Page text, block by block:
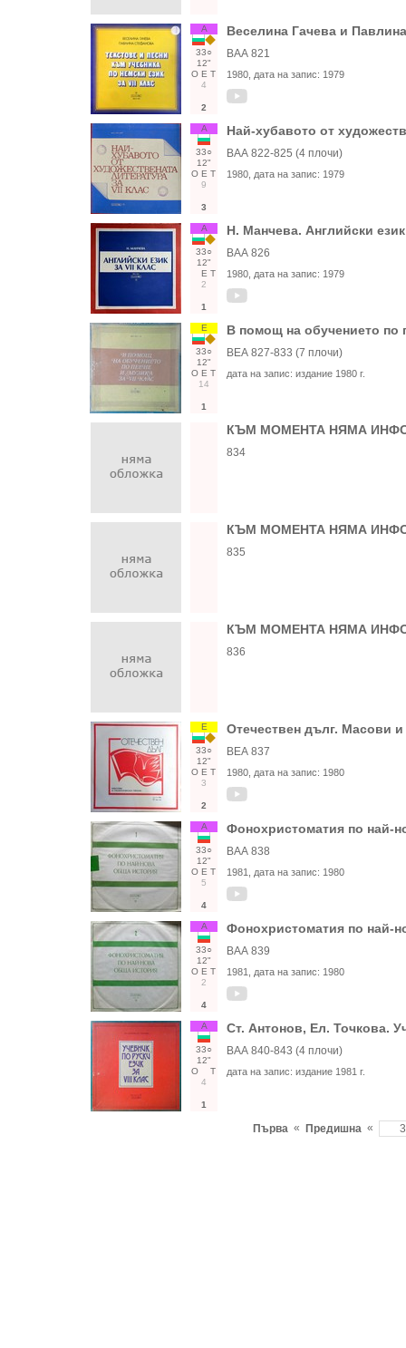
А
33○
12"
О Е Т
4
2
Веселина Гачева и
ВАА 821
1980 , дата на запис: 1979
А
33○
12"
О Е Т
9
3
Най-хубавото от
ВАА 822-825 (4 плочи)
1980 , дата на запис: 1979
А
33○
12"
Е Т
2
1
Н. Манчева. Английски език
ВАА 826
1980 , дата на запис: 1979
Е
33○
12"
О Е Т
14
1
В помощ на обучението по
ВЕА 827-833 (7 плочи)
дата на запис: издание 1980 г.
КЪМ МОМЕНТА НЯМА
834
КЪМ МОМЕНТА НЯМА
835
КЪМ МОМЕНТА НЯМА
836
Е
33○
12"
О Е Т
3
2
Отечествен дълг. Масови
ВЕА 837
1980 , дата на запис: 1980
А
33○
12"
О Е Т
5
4
Фонохристоматия по най-
ВАА 838
1981 , дата на запис: 1980
А
33○
12"
О Е Т
2
4
Фонохристоматия по най-
ВАА 839
1981 , дата на запис: 1980
А
33○
12"
О
Т
4
1
Ст. Антонов, Ел. Точкова.
ВАА 840-843 (4 плочи)
дата на запис: издание 1981 г.
Първа « Предишна «